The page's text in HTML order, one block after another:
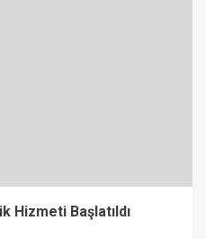
Hizmeti Başlatıldı